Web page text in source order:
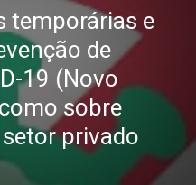
temporárias e
de
19 (Novo
sobre
privado